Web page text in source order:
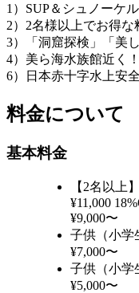
1）SUP＆シュノーケ
2）2名様以上でお得な
3）「洞窟探検」「美
4）美ら海水族館近く
6）日本赤十字水上安
料金について
基本料金
【2名以上
¥11,000
¥9,000〜
子供（小学
¥7,000〜
子供（小学
¥5,000〜